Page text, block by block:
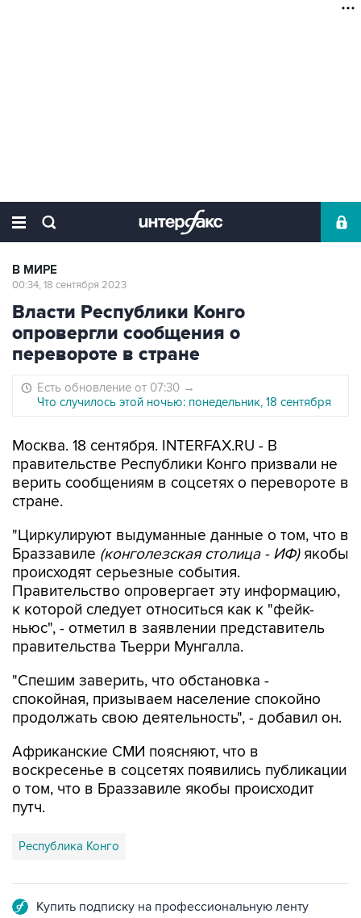
В МИРЕ
00:34, 18 сентября 2023
Власти Республики Конго
опровергли сообщения о
перевороте в стране
Есть обновление от 07:30 →
Что случилось этой ночью: понедельник, 18 сентября
Москва. 18 сентября. INTERFAX.RU - В
правительстве Республики Конго призвали не
верить сообщениям в соцсетях о перевороте в
стране.
"Циркулируют выдуманные данные о том, что в
Браззавиле (конголезская столица - ИФ)якобы
происходят серьезные события.
Правительство опровергает эту информацию,
к которой следует относиться как к "фейк-
ньюс", - отметил в заявлении представитель
правительства Тьерри Мунгалла.
"Спешим заверить, что обстановка -
спокойная, призываем население спокойно
продолжать свою деятельность", - добавил он.
Африканские СМИ поясняют, что в
воскресенье в соцсетях появились публикации
о том, что в Браззавиле якобы происходит
путч.
Республика Конго
Купить подписку на профессиональную ленту